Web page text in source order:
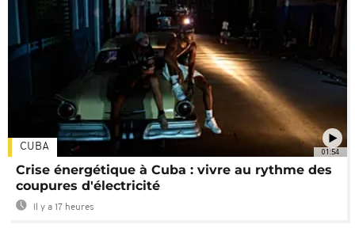
01:54
CUBA
Crise énergétique à Cuba : vivre au rythme des
coupures d'électricité
Il y a 17 heures